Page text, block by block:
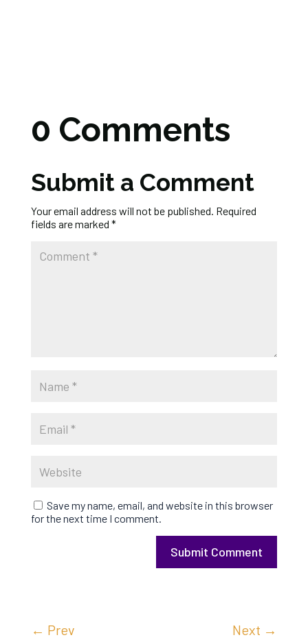
0 Comments
Submit a Comment
Your email address will not be published. Required
fields are marked *
Save my name, email, and website in this browser
for the next time I comment.
Submit Comment
← Prev Next →